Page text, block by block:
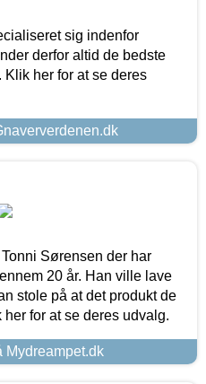
sig indenfor
derfor altid de bedste
her for at se deres
Sørensen der har
20 år. Han ville lave
stole på at det produkt de
for at se deres udvalg.
Mydreampet.dk